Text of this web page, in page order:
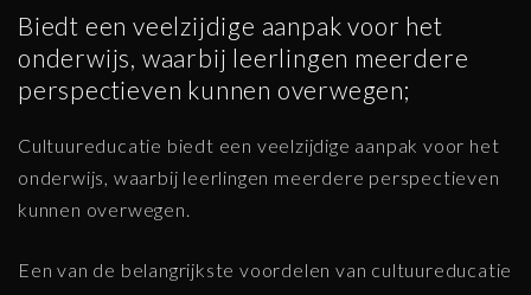
Biedt een veelzijdige aanpak voor het
onderwijs, waarbij leerlingen meerdere
perspectieven kunnen overwegen;
Cultuureducatie biedt een veelzijdige aanpak voor het
onderwijs, waarbij leerlingen meerdere perspectieven
kunnen overwegen.
Een van de belangrijkste voordelen van cultuureducatie